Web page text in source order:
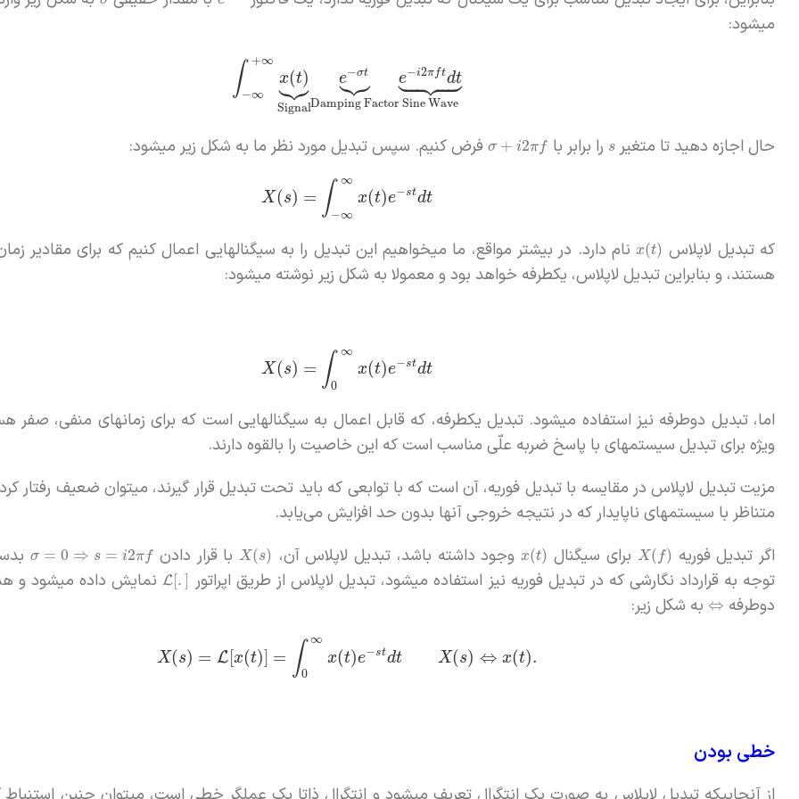
میشود:
∫ +∞
−∞
x(t)
 

Signal
e−σt
 

Damping Factor
e−i2πftdt
 

 
Sine Wave
حال اجازه دهید تا متغیر s را برابر با σ + i2πf فرض کنیم. سپس تبدیل مورد نظر ما به شکل زیر میشود:
X(s) = ∫ ∞
−∞
x(t)e−stdt
که تبدیل لاپلاس x(t)
نام دارد. در بیشتر مواقع،‌ ما میخواهیم این تبدیل را به سیگنالهایی اعمال کنیم که برای مقادیر
هستند، و بنابراین تبدیل لاپلاس، یکطرفه خواهد بود و معمولا به شکل زیر نوشته میشود:
X(s) = ∫ ∞
0
x(t)e−stdt
اما، تبدیل دوطرفه نیز استفاده میشود. تبدیل یکطرفه، که قابل اعمال به سیگنالهایی است که برای زمانهای منفی، صفر
ویژه برای تبدیل سیستمهای با پاسخ ضربه علّی مناسب است که این خاصیت را بالقوه دارند.
مزیت تبدیل لاپلاس در مقایسه با تبدیل فوریه، آن است که با توابعی که باید تحت تبدیل قرار گیرند، میتوان ضعیف رفتار
متناظر با سیستمهای ناپایدار که در نتیجه خروجی آنها بدون حد افزایش می‌یابد.
اگر تبدیل فوریه
X( f) برای سیگنال x(t) وجود داشته باشد، تبدیل لاپلاس آن، X(s) با قرار دادن σ = 0 ⇒ s = i2πf
توجه به قرارداد نگارشی که در تبدیل فوریه نیز استفاده میشود، تبدیل لاپلاس از طریق اپراتور
L[. ]
نمایش داده میشود و
دوطرفه ⇔ به شکل زیر:
X(s) = L[x(t)] = ∫ ∞
0
x(t)e−stdt X(s) ⇔ x(t).
خطی بودن